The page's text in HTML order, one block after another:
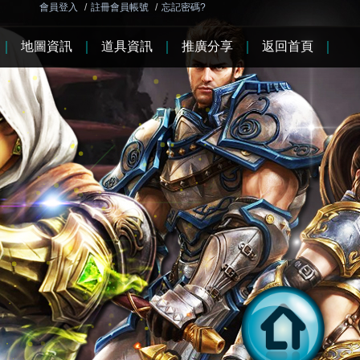
會員登入 / 註冊會員帳號 / 忘記密碼?